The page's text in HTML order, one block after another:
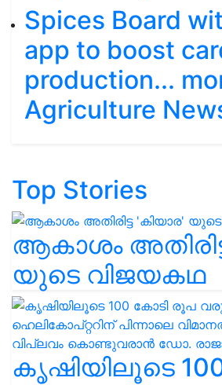
Spices Board
app to boost
production...
Agriculture
Top Stories
ആകാശം
യുടെ വിജയകഥ
കൃഷിയിലൂടെ